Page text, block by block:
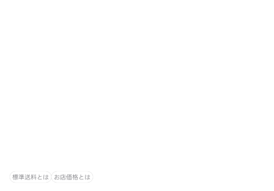
標準送料とは お店価格とは